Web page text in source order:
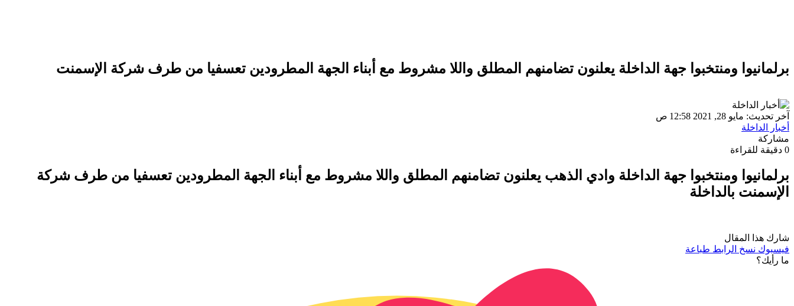
برلمانيوا ومنتخبوا جهة الداخلة يعلنون تضامنهم المطلق واللا مشروط مع أبناء الجهة المطرودين تعسفيا من طرف شركة الإسمنت
آخر تحديث: مايو 28, 2021 12:58 ص
أخبار الداخلة
مشاركة
0 دقيقة للقراءة
برلمانيوا ومنتخبوا جهة الداخلة وادي الذهب يعلنون تضامنهم المطلق واللا مشروط مع أبناء الجهة المطرودين تعسفيا من طرف شركة
الإسمنت بالداخلة
شارك هذا المقال
فيسبوك نسخ الرابط طباعة
ما رأيك؟